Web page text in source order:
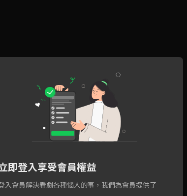
新版留言功能！ 顯示更多
即登入享受會員權益
入會員解決看劇各種惱人的事，我們為會員提供了